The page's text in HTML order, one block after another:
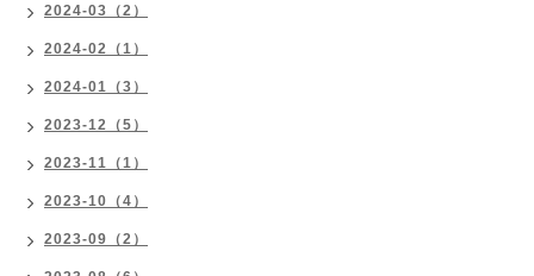
2024-03（2）
2024-02（1）
2024-01（3）
2023-12（5）
2023-11（1）
2023-10（4）
2023-09（2）